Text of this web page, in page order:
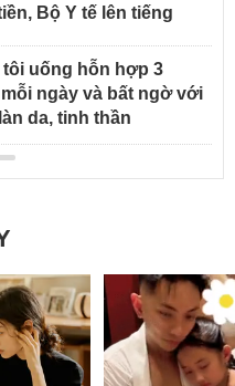
Bộ Y tế lên tiếng
tôi uống hỗn hợp 3
ngày và bất ngờ với
da, tinh thần